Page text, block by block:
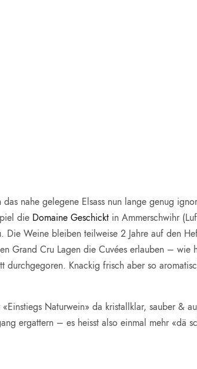
nahe gelegene Elsass nun lange genug
die Domaine Geschickt in Ammerschwihr
Weine bleiben teilweise 2 Jahre auf den
Grand Cru Lagen die Cuvées erlauben – wie
Knackig frisch aber so
Naturwein» da kristallklar, sauber &
ergattern – es heisst also einmal mehr «dä